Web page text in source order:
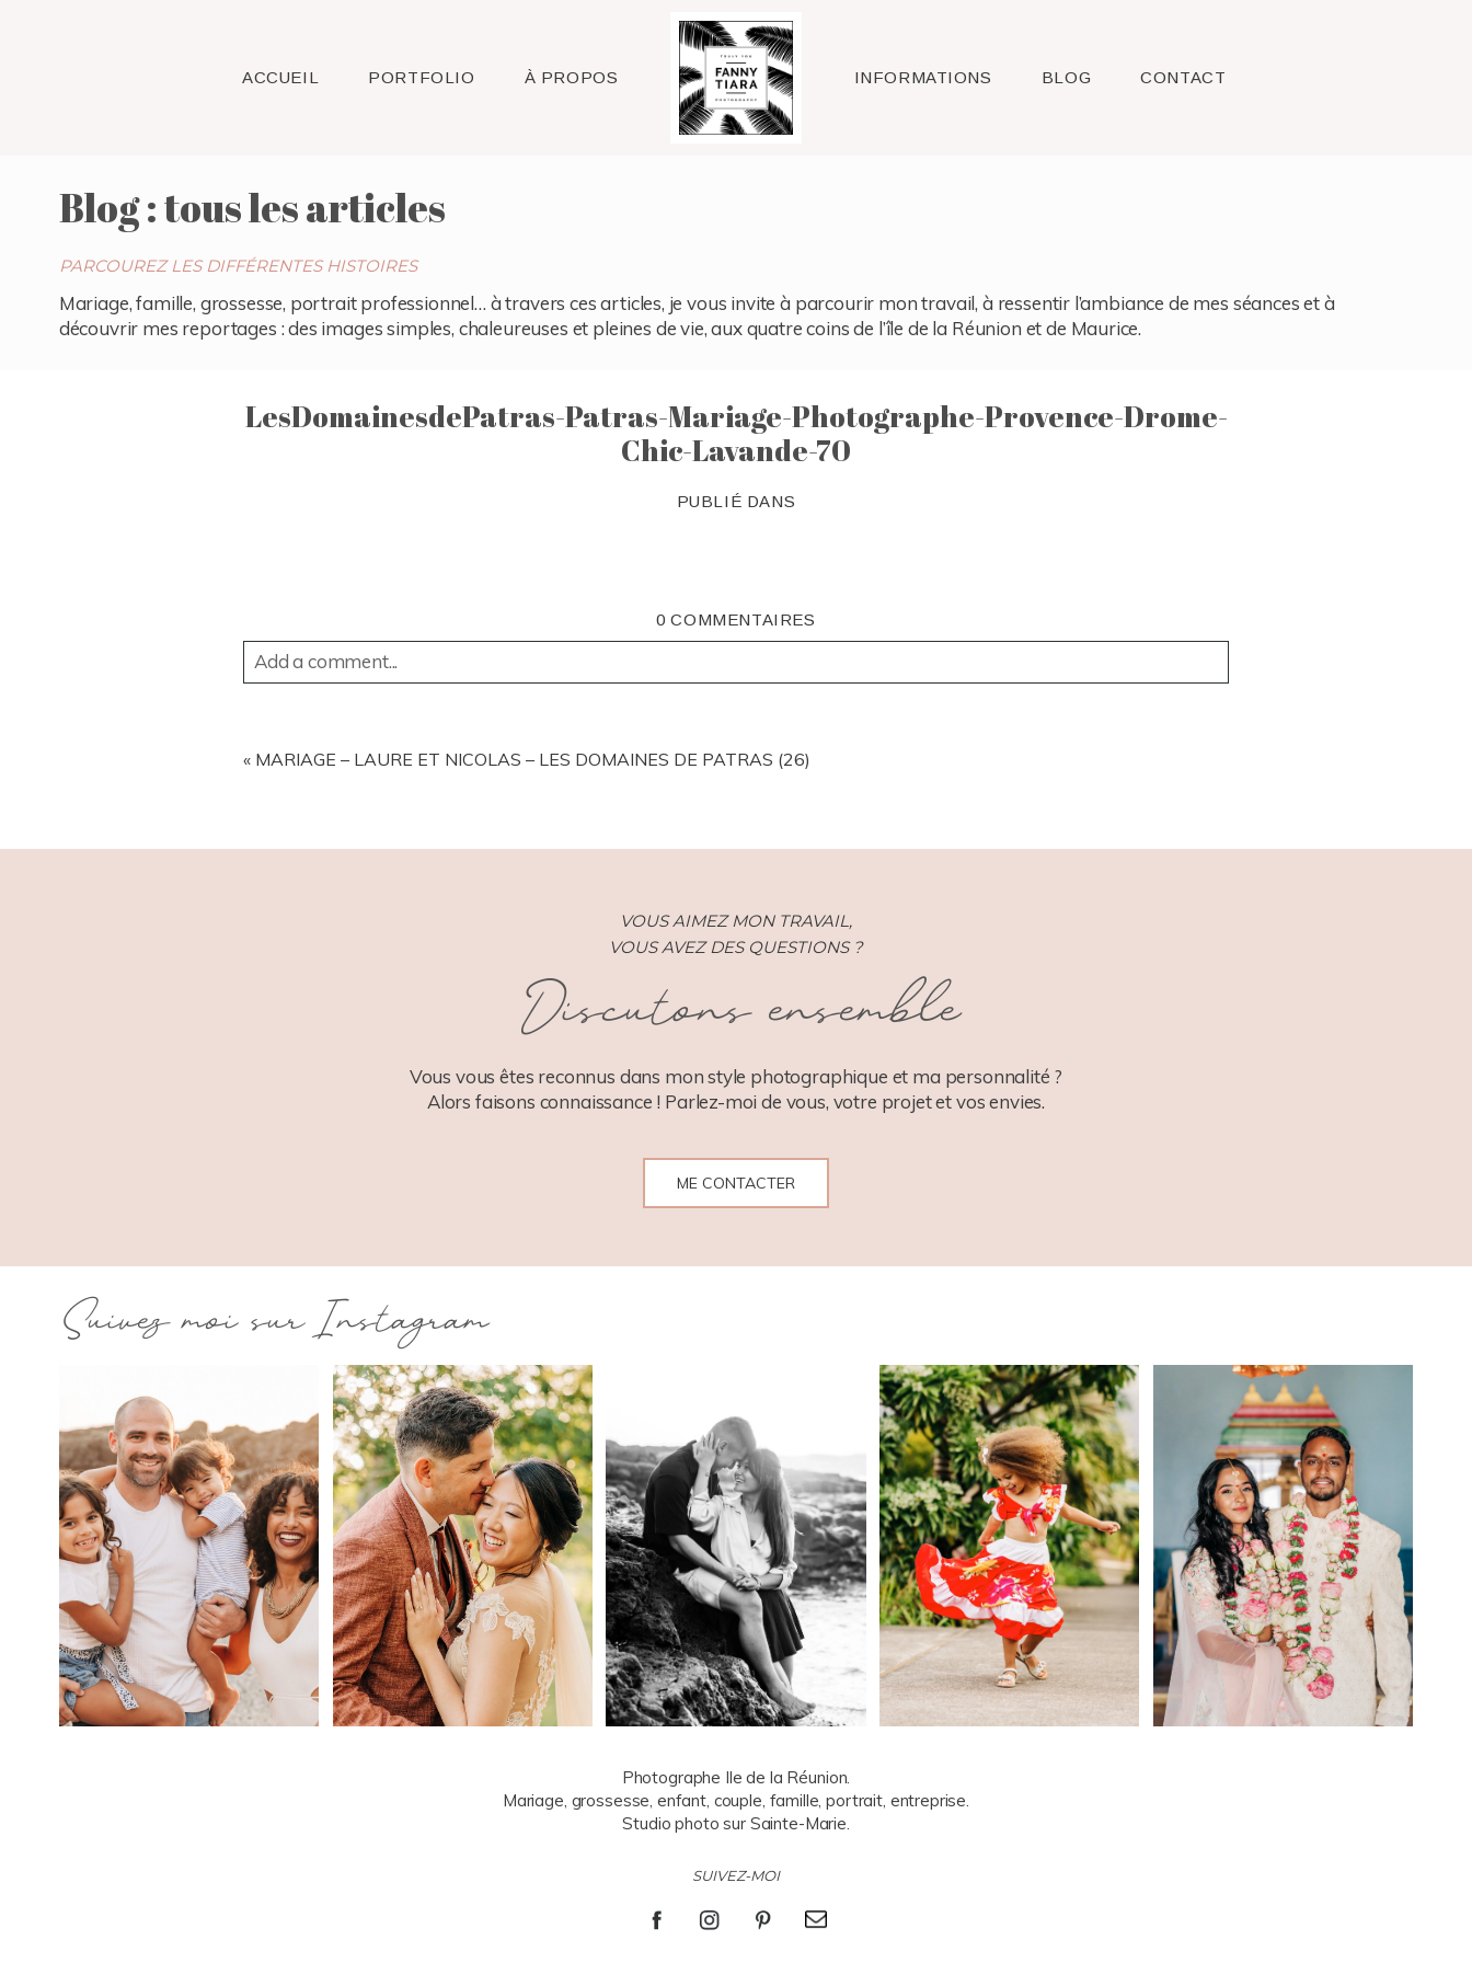
ACCUEIL PORTFOLIO À PROPOS Raleigh INFORMATIONS BLOG CONTACT
Blog : tous les articles
PARCOUREZ LES DIFFÉRENTES HISTOIRES
Mariage, famille, grossesse, portrait professionnel… à travers ces articles, je vous invite à parcourir mon travail, à ressentir l’ambiance de mes séances et à
découvrir mes reportages : des images simples, chaleureuses et pleines de vie, aux quatre coins de l’île de la Réunion et de Maurice.
LesDomainesdePatras-Patras-Mariage-Photographe-Provence-Drome-
Chic-Lavande-70
PUBLIÉ DANS
0 COMMENTAIRES
Add a comment...
« MARIAGE – LAURE ET NICOLAS – LES DOMAINES DE PATRAS (26)
VOUS AIMEZ MON TRAVAIL,
VOUS AVEZ DES QUESTIONS ?
Discutons ensemble
Vous vous êtes reconnus dans mon style photographique et ma personnalité ?
Alors faisons connaissance ! Parlez-moi de vous, votre projet et vos envies.
ME CONTACTER
Suivez moi sur Instagram
Photographe Ile de la Réunion.
Mariage, grossesse, enfant, couple, famille, portrait, entreprise.
Studio photo sur Sainte-Marie.
SUIVEZ-MOI